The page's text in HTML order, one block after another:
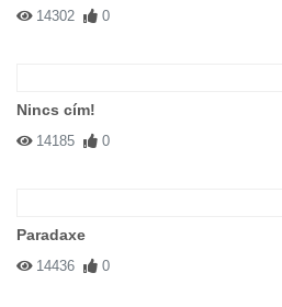
14302 0
Nincs cím!
14185 0
Paradaxe
14436 0